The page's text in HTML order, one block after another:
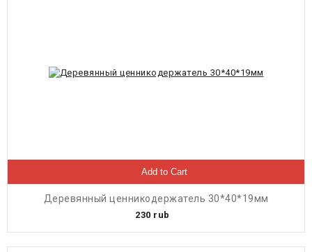
Add to Cart
Деревянный ценникодержатель 30*40*19мм
230 rub